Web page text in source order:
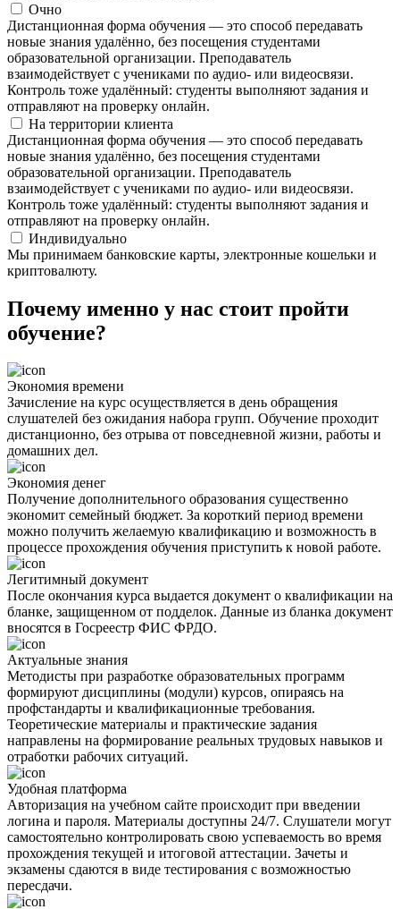
Очно
Дистанционная форма обучения — это способ передавать
новые знания удалённо, без посещения студентами
образовательной организации. Преподаватель
взаимодействует с учениками по аудио- или видеосвязи.
Контроль тоже удалённый: студенты выполняют задания и
отправляют на проверку онлайн.
На территории клиента
Дистанционная форма обучения — это способ передавать
новые знания удалённо, без посещения студентами
образовательной организации. Преподаватель
взаимодействует с учениками по аудио- или видеосвязи.
Контроль тоже удалённый: студенты выполняют задания и
отправляют на проверку онлайн.
Индивидуально
Мы принимаем банковские карты, электронные кошельки и
криптовалюту.
Почему именно у нас стоит пройти
обучение?
Экономия времени
Зачисление на курс осуществляется в день обращения
слушателей без ожидания набора групп. Обучение проходит
дистанционно, без отрыва от повседневной жизни, работы и
домашних дел.
Экономия денег
Получение дополнительного образования существенно
экономит семейный бюджет. За короткий период времени
можно получить желаемую квалификацию и возможность в
процессе прохождения обучения приступить к новой работе.
Легитимный документ
После окончания курса выдается документ о квалификации на
бланке, защищенном от подделок. Данные из бланка документ
вносятся в Госреестр ФИС ФРДО.
Актуальные знания
Методисты при разработке образовательных программ
формируют дисциплины (модули) курсов, опираясь на
профстандарты и квалификационные требования.
Теоретические материалы и практические задания
направлены на формирование реальных трудовых навыков и
отработки рабочих ситуаций.
Удобная платформа
Авторизация на учебном сайте происходит при введении
логина и пароля. Материалы доступны 24/7. Слушатели могут
самостоятельно контролировать свою успеваемость во время
прохождения текущей и итоговой аттестации. Зачеты и
экзамены сдаются в виде тестирования с возможностью
пересдачи.